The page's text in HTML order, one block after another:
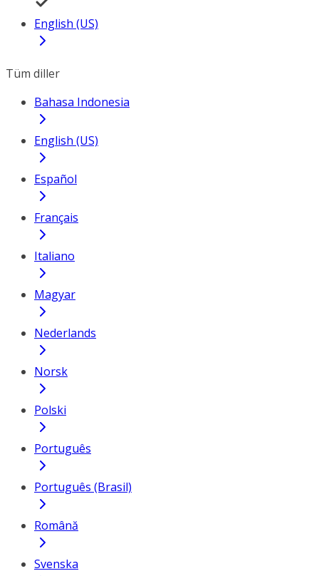
English (US)
Tüm diller
Bahasa Indonesia
English (US)
Español
Français
Italiano
Magyar
Nederlands
Norsk
Polski
Português
Português (Brasil)
Română
Svenska